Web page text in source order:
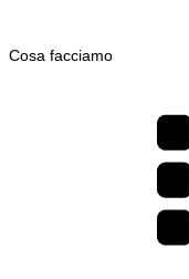
Cosa facciamo